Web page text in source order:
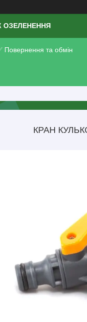
ОЗЕЛЕНЕННЯ
Повернення та обмін
КРАН